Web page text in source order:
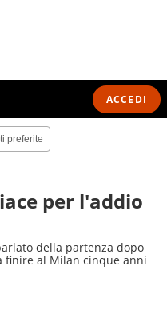
ACCEDI
preferite
per l'addio
della partenza dopo
finire al Milan cinque anni